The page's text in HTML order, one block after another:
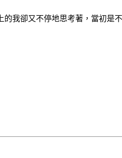
卻又不停地思考著，當初是不